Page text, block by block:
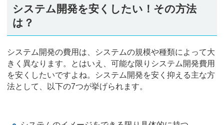
システム開発を安くしたい！その方法
は？
システム開発の費用は、システムの規模や種類によって大
きく異なります。とはいえ、可能な限りシステム開発費用
を安くしたいですよね。システム開発を安く抑える主な方
法として、以下の7つが挙げられます。